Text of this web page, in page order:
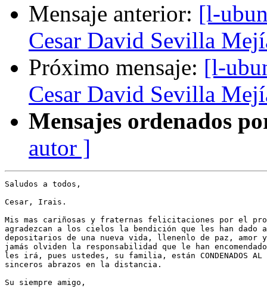
Mensaje anterior: [l-
Cesar David Sevilla
Próximo mensaje: [l-
Cesar David Sevilla
Mensajes ordenados
autor ]
Saludos a todos,
Cesar, Irais.
Mis mas cariñosas y fraternas felicitaciones por el
agradezcan a los cielos la bendición que les han dado
depositarios de una nueva vida, llenenlo de paz, amor
jamás olviden la responsabilidad que le han
les irá, pues ustedes, su familia, están CONDENADOS AL
sinceros abrazos en la distancia.
Su siempre amigo,